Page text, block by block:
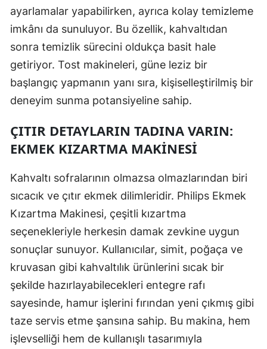
ayarlamalar yapabilirken, ayrıca kolay temizleme
imkânı da sunuluyor. Bu özellik, kahvaltıdan
sonra temizlik sürecini oldukça basit hale
getiriyor. Tost makineleri, güne leziz bir
başlangıç yapmanın yanı sıra, kişiselleştirilmiş bir
deneyim sunma potansiyeline sahip.
ÇITIR DETAYLARIN TADINA VARIN:
EKMEK KIZARTMA MAKINESI
Kahvaltı sofralarının olmazsa olmazlarından biri
sıcacık ve çıtır ekmek dilimleridir. Philips Ekmek
Kızartma Makinesi, çeşitli kızartma
seçenekleriyle herkesin damak zevkine uygun
sonuçlar sunuyor. Kullanıcılar, simit, poğaça ve
kruvasan gibi kahvaltılık ürünlerini sıcak bir
şekilde hazırlayabilecekleri entegre rafı
sayesinde, hamur işlerini fırından yeni çıkmış gibi
taze servis etme şansına sahip. Bu makina, hem
işlevselliği hem de kullanışlı tasarımıyla